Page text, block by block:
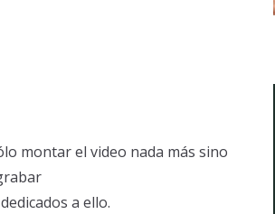
montar el video nada más sino
a ello.